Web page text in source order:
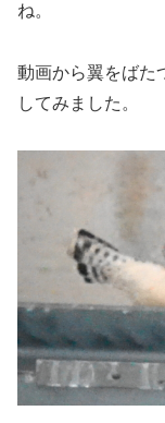
ね。
動画から翼をばた
してみました。